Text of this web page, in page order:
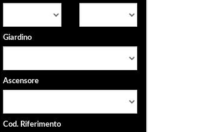
Giardino
Ascensore
Cod. Riferimento